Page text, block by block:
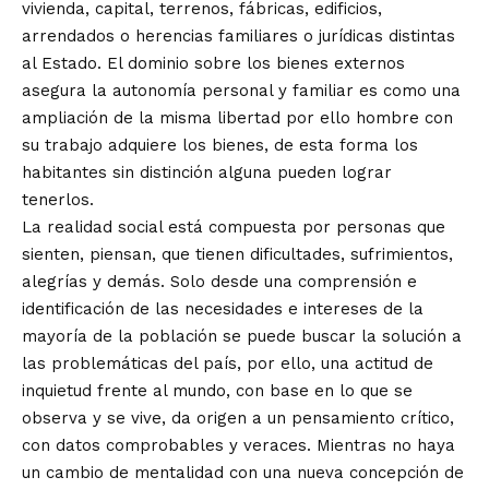
vivienda, capital, terrenos, fábricas, edificios,
arrendados o herencias familiares o jurídicas distintas
al Estado. El dominio sobre los bienes externos
asegura la autonomía personal y familiar es como una
ampliación de la misma libertad por ello hombre con
su trabajo adquiere los bienes, de esta forma los
habitantes sin distinción alguna pueden lograr
tenerlos.
La realidad social está compuesta por personas que
sienten, piensan, que tienen dificultades, sufrimientos,
alegrías y demás. Solo desde una comprensión e
identificación de las necesidades e intereses de la
mayoría de la población se puede buscar la solución a
las problemáticas del país, por ello, una actitud de
inquietud frente al mundo, con base en lo que se
observa y se vive, da origen a un pensamiento crítico,
con datos comprobables y veraces. Mientras no haya
un cambio de mentalidad con una nueva concepción de